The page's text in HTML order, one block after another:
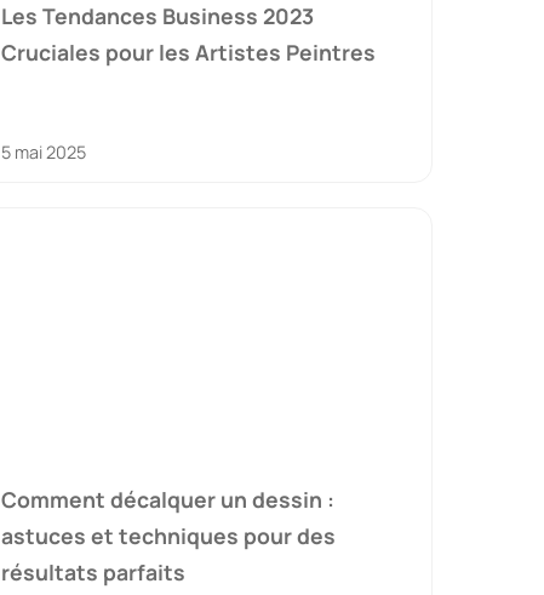
Les Tendances Business 2023
Cruciales pour les Artistes Peintres
5 mai 2025
Comment décalquer un dessin :
astuces et techniques pour des
résultats parfaits